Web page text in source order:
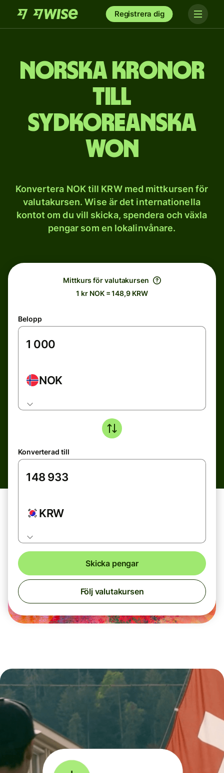
Registrera dig
Norska kronor
till
sydkoreanska
won
Konvertera NOK till KRW med mittkursen för
valutakursen. Wise är det internationella
kontot om du vill skicka, spendera och växla
pengar som en lokalinvånare.
Mittkurs för valutakursen
1 kr NOK = 148,9 KRW
Belopp
NOK
Konverterad till
KRW
Skicka pengar
Följ valutakursen